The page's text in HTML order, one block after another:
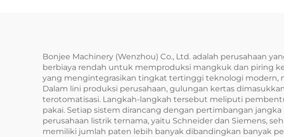
Bonjee Machinery (Wenzhou) Co., Ltd. adalah perusahaan
berbiaya rendah untuk memproduksi mangkuk dan piring
yang mengintegrasikan tingkat tertinggi teknologi modern,
Dalam lini produksi perusahaan, gulungan kertas
terotomatisasi. Langkah-langkah tersebut meliputi
pakai. Setiap sistem dirancang dengan pertimbangan
perusahaan listrik ternama, yaitu Schneider dan Siemens,
memiliki jumlah paten lebih banyak dibandingkan banyak